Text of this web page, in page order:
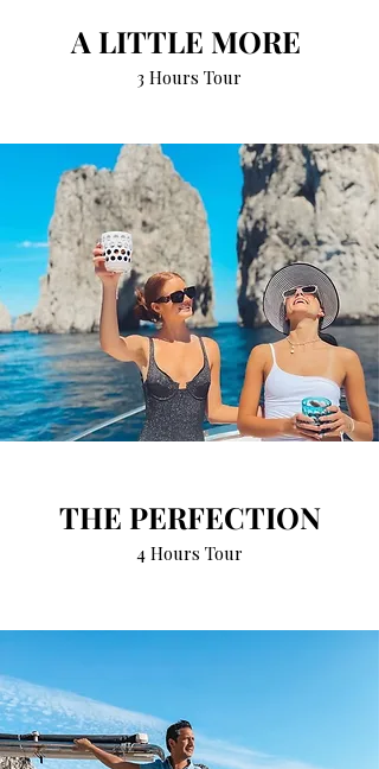
A LITTLE MORE
3 Hours Tour
THE PERFECTION
4 Hours Tour